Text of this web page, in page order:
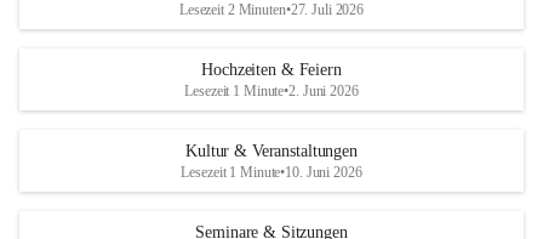
Ein klimatisierter Seminarraum für kleinere Gruppen
bis 25 Personen.
Eine voll ausgestattete Küche
für Catering oder
eigene kulinarische Highlights.
Klimatisiertes Foyer mit Theken-Infrastruktur,
Künstlergarderobe, kleiner Garten und Festwiese –
Lesezeit 2 Minuten•27. Juli 2026
Hochzeiten & Feiern
Lesezeit 1 Minute•2. Juni 2026
Kultur & Veranstaltungen
Lesezeit 1 Minute•10. Juni 2026
Seminare & Sitzungen